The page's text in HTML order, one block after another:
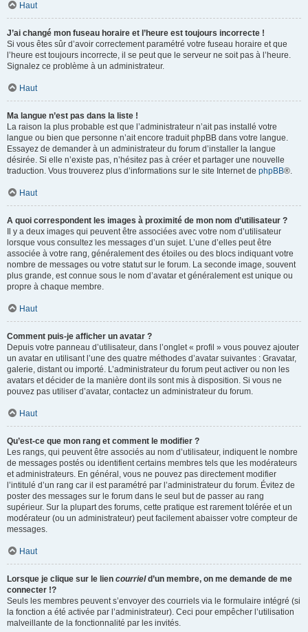
Haut
J’ai changé mon fuseau horaire et l’heure est toujours incorrecte !
Si vous êtes sûr d’avoir correctement paramétré votre fuseau horaire et que
l’heure est toujours incorrecte, il se peut que le serveur ne soit pas à l’heure.
Signalez ce problème à un administrateur.
Haut
Ma langue n’est pas dans la liste !
La raison la plus probable est que l’administrateur n’ait pas installé votre
langue ou bien que personne n’ait encore traduit phpBB dans votre langue.
Essayez de demander à un administrateur du forum d’installer la langue
désirée. Si elle n’existe pas, n’hésitez pas à créer et partager une nouvelle
traduction. Vous trouverez plus d’informations sur le site Internet de phpBB®.
Haut
A quoi correspondent les images à proximité de mon nom d’utilisateur ?
Il y a deux images qui peuvent être associées avec votre nom d’utilisateur
lorsque vous consultez les messages d’un sujet. L’une d’elles peut être
associée à votre rang, généralement des étoiles ou des blocs indiquant votre
nombre de messages ou votre statut sur le forum. La seconde image, souvent
plus grande, est connue sous le nom d’avatar et généralement est unique ou
propre à chaque membre.
Haut
Comment puis-je afficher un avatar ?
Depuis votre panneau d’utilisateur, dans l’onglet « profil » vous pouvez ajouter
un avatar en utilisant l’une des quatre méthodes d’avatar suivantes : Gravatar,
galerie, distant ou importé. L’administrateur du forum peut activer ou non les
avatars et décider de la manière dont ils sont mis à disposition. Si vous ne
pouvez pas utiliser d’avatar, contactez un administrateur du forum.
Haut
Qu’est-ce que mon rang et comment le modifier ?
Les rangs, qui peuvent être associés au nom d’utilisateur, indiquent le nombre
de messages postés ou identifient certains membres tels que les modérateurs
et administrateurs. En général, vous ne pouvez pas directement modifier
l’intitulé d’un rang car il est paramétré par l’administrateur du forum. Évitez de
poster des messages sur le forum dans le seul but de passer au rang
supérieur. Sur la plupart des forums, cette pratique est rarement tolérée et un
modérateur (ou un administrateur) peut facilement abaisser votre compteur de
messages.
Haut
Lorsque je clique sur le lien courrield’un membre, on me demande de me
connecter !?
Seuls les membres peuvent s’envoyer des courriels via le formulaire intégré (si
la fonction a été activée par l’administrateur). Ceci pour empêcher l’utilisation
malveillante de la fonctionnalité par les invités.